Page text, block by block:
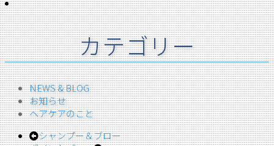
カテゴリー
NEWS & BLOG
お知らせ
ヘアケアのこと
シャンプー＆ブロー